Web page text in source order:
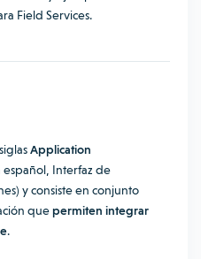
Field Services.
Application
español, Interfaz de
y consiste en conjunto
quepermiten integrar
.